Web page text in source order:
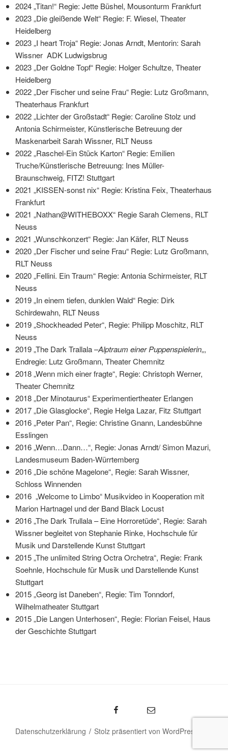
2024 „Titan!“ Regie: Jette Büshel, Mousonturm Frankfurt
2023 „Die gleißende Welt“ Regie: F. Wiesel, Theater
Heidelberg
2023 „I heart Troja“ Regie: Jonas Arndt, Mentorin: Sarah
Wissner ADK Ludwigsbrug
2023 „Der Goldne Topf“ Regie: Holger Schultze, Theater
Heidelberg
2022 „Der Fischer und seine Frau“ Regie: Lutz Großmann,
Theaterhaus Frankfurt
2022 „Lichter der Großstadt“ Regie: Caroline Stolz und
Antonia Schirmeister, Künstlerische Betreuung der
Maskenarbeit Sarah Wissner, RLT Neuss
2022 „Raschel-Ein Stück Karton“ Regie: Emilien
Truche/Künstlerische Betreuung: Ines Müller-
Braunschweig, FITZ! Stuttgart
2021 „KISSEN-sonst nix“ Regie: Kristina Feix, Theaterhaus
Frankfurt
2021 „Nathan@WITHEBOXX“ Regie Sarah Clemens, RLT
Neuss
2021 „Wunschkonzert“ Regie: Jan Käfer, RLT Neuss
2020 „Der Fischer und seine Frau“ Regie: Lutz Großmann,
RLT Neuss
2020 „Fellini. Ein Traum“ Regie: Antonia Schirmeister, RLT
Neuss
2019 „In einem tiefen, dunklen Wald“ Regie: Dirk
Schirdewahn, RLT Neuss
2019 „Shockheaded Peter“, Regie: Philipp Moschitz, RLT
Neuss
2019 „The Dark Trallala –Alptraum einer Puppenspielerin„,
Endregie: Lutz Großmann, Theater Chemnitz
2018 „Wenn mich einer fragte“, Regie: Christoph Werner,
Theater Chemnitz
2018 „Der Minotaurus“ Experimentiertheater Erlangen
2017 „Die Glasglocke“, Regie Helga Lazar, Fitz Stuttgart
2016 „Peter Pan“, Regie: Christine Gnann, Landesbühne
Esslingen
2016 „Wenn…Dann…“, Regie: Jonas Arndt/ Simon Mazuri,
Landesmuseum Baden-Würrtemberg
2016 „Die schöne Magelone“, Regie: Sarah Wissner,
Schloss Winnenden
2016 „Welcome to Limbo“ Musikvideo in Kooperation mit
Marion Hartnagel und der Band Black Locust
2016 „The Dark Trullala – Eine Horroretüde“, Regie: Sarah
Wissner begleitet von Stephanie Rinke, Hochschule für
Musik und Darstellende Kunst Stuttgart
2015 „The unlimited String Octra Orchetra“, Regie: Frank
Soehnle, Hochschule für Musik und Darstellende Kunst
Stuttgart
2015 „Georg ist Daneben“, Regie: Tim Tonndorf,
Wilhelmatheater Stuttgart
2015 „Die Langen Unterhosen“, Regie: Florian Feisel, Haus
der Geschichte Stuttgart
emal
Datenschutzerklärung Stolz präsentiert von WordPress